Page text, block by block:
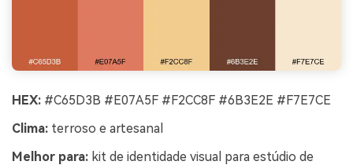
HEX: #C65D3B #E07A5F #F2CC8F #6B3E2E #F7E7CE
Clima: terroso e artesanal
Melhor para: kit de identidade visual para estúdio de